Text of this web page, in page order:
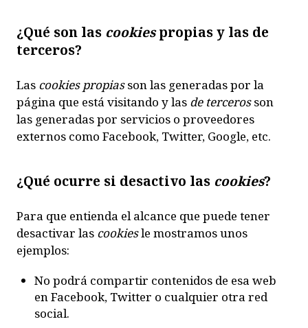
¿Qué son las cookiespropias y las de
terceros?
Las cookies propiasson las generadas por la
página que está visitando y las de tercerosson
las generadas por servicios o proveedores
externos como Facebook, Twitter, Google, etc.
¿Qué ocurre si desactivo las cookies?
Para que entienda el alcance que puede tener
desactivar las cookiesle mostramos unos
ejemplos:
No podrá compartir contenidos de esa web
en Facebook, Twitter o cualquier otra red
social.